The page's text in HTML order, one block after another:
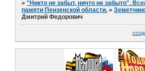
»"Никто не забыт, ничто не забыто".
памяти Пензенской области. »
Дмитрий Федорович